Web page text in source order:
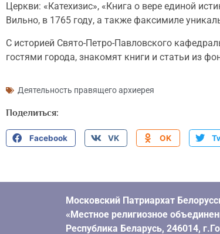
Церкви: «Катехизис», «Книга о вере единой
Вильно, в 1765 году, а также факсимиле
С историей Свято-Петро-Павловского
гостями города, знакомят книги и статьи из
Деятельность правящего архиерея
Поделиться:
Facebook VK OK
Московский Патриархат
«Местное религиозное
Республика Беларусь, 246014,